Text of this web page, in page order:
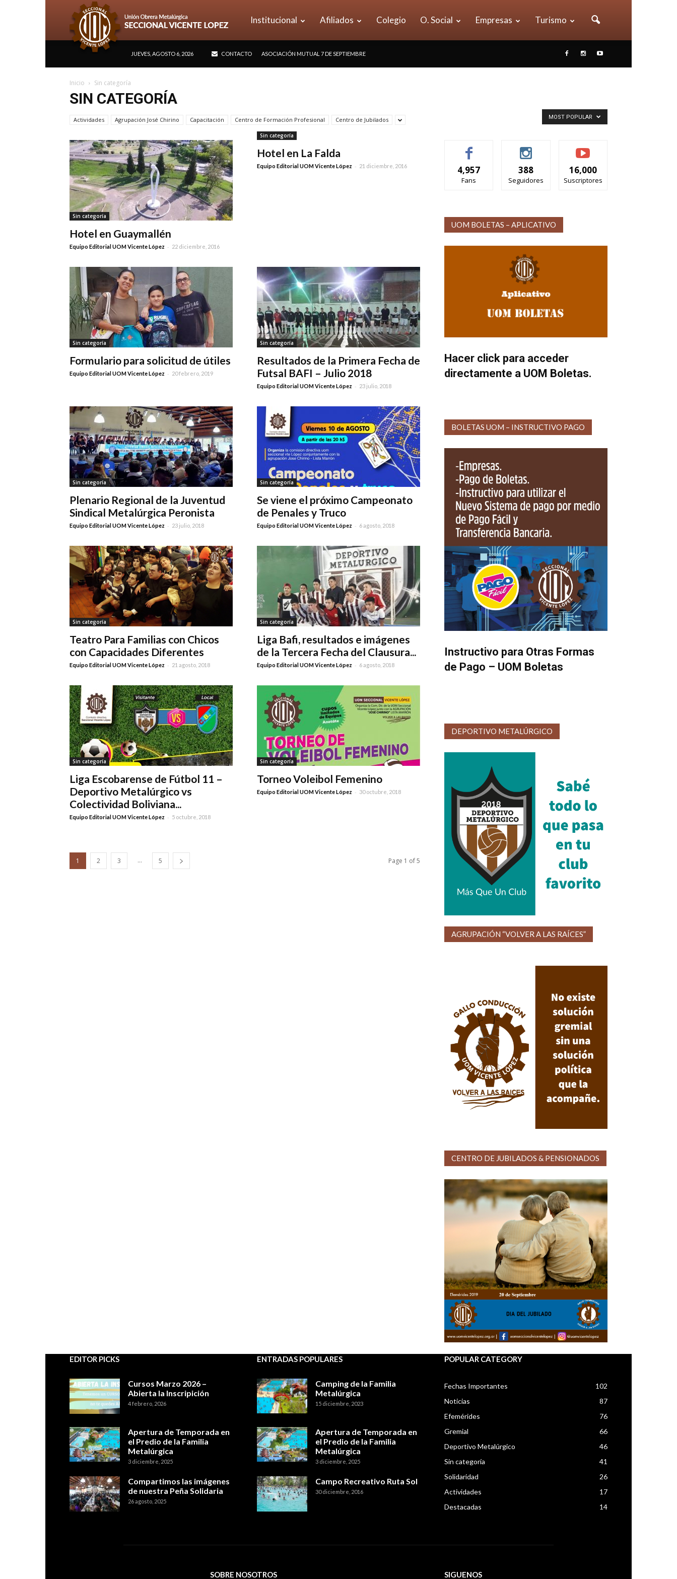
UOM
López
Institucional Afiliados Colegio O. Social Empresas Turismo
JUEVES, AGOSTO 6, 2026 CONTACTO ASOCIACIÓN MUTUAL 7 DE SEPTIEMBRE
Inicio Sin categoría
SIN CATEGORÍA
Actividades Agrupación José Chirino Capacitación Centro de Formación Profesional Centro de Jubilados MOST POPULAR
Sin categoría
Hotel en Guaymallén
Equipo Editorial UOM Vicente López - 22 diciembre, 2016
Sin categoría
Hotel en La Falda
Equipo Editorial UOM Vicente López - 21 diciembre, 2016
Sin categoría
Formulario para solicitud de útiles
Equipo Editorial UOM Vicente López - 20 febrero, 2019
Sin categoría
Resultados de la Primera Fecha de
Futsal BAFI – Julio 2018
Equipo Editorial UOM Vicente López - 23 julio, 2018
Sin categoría
Plenario Regional de la Juventud
Sindical Metalúrgica Peronista
Equipo Editorial UOM Vicente López - 23 julio, 2018
Sin categoría
Se viene el próximo Campeonato
de Penales y Truco
Equipo Editorial UOM Vicente López - 6 agosto, 2018
Sin categoría
Teatro Para Familias con Chicos
con Capacidades Diferentes
Equipo Editorial UOM Vicente López - 21 agosto, 2018
Sin categoría
Liga Bafi, resultados e imágenes
de la Tercera Fecha del Clausura...
Equipo Editorial UOM Vicente López - 6 agosto, 2018
Sin categoría
Liga Escobarense de Fútbol 11 –
Deportivo Metalúrgico vs
Colectividad Boliviana...
Equipo Editorial UOM Vicente López - 5 octubre, 2018
Sin categoría
Torneo Voleibol Femenino
Equipo Editorial UOM Vicente López - 30 octubre, 2018
1 2 3 ... 5 Page 1 of 5
4,957
Fans
388
Seguidores
16,000
Suscriptores
UOM BOLETAS – APLICATIVO
Hacer click para acceder
directamente a UOM Boletas.
BOLETAS UOM – INSTRUCTIVO PAGO
Instructivo para Otras Formas
de Pago – UOM Boletas
DEPORTIVO METALÚRGICO
AGRUPACIÓN “VOLVER A LAS RAÍCES”
CENTRO DE JUBILADOS & PENSIONADOS
EDITOR PICKS
Cursos Marzo 2026 –
Abierta la Inscripición
4 febrero, 2026
Apertura de Temporada en
el Predio de la Familia
Metalúrgica
3 diciembre, 2025
Compartimos las imágenes
de nuestra Peña Solidaria
26 agosto, 2025
ENTRADAS POPULARES
Camping de la Familia
Metalúrgica
15 diciembre, 2023
Apertura de Temporada en
el Predio de la Familia
Metalúrgica
3 diciembre, 2025
Campo Recreativo Ruta Sol
30 diciembre, 2016
POPULAR CATEGORY
Fechas Importantes
102
Noticias
87
Efemérides
76
Gremial
66
Deportivo Metalúrgico
46
Sin categoría
41
Solidaridad
26
Actividades
17
Destacadas
14
SOBRE NOSOTROS SIGUENOS